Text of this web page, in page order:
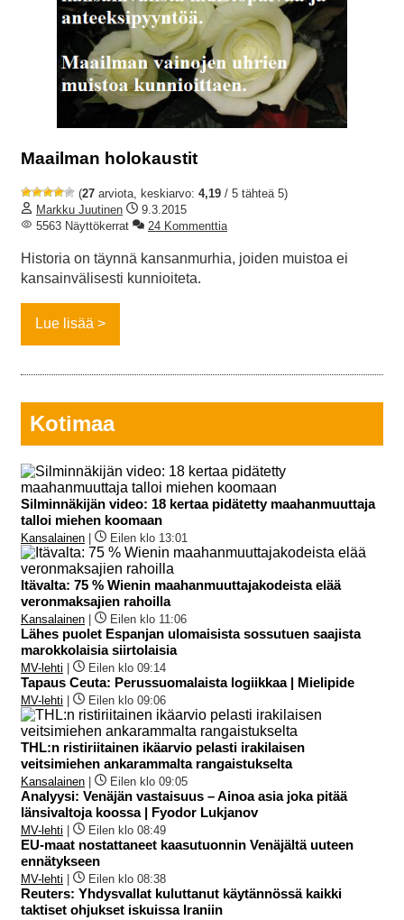
Maailman holokaustit
(27 arviota, keskiarvo: 4,19 / 5 tähteä 5)
Markku Juutinen
9.3.2015
5563 Näyttökerrat
24 Kommenttia
Historia on täynnä kansanmurhia, joiden muistoa ei
kansainvälisesti kunnioiteta.
Lue lisää
Kotimaa
Silminnäkijän video: 18 kertaa pidätetty maahanmuuttaja
talloi miehen koomaan
Kansalainen Eilen klo 13:01
Itävalta: 75 % Wienin maahanmuuttajakodeista elää
veronmaksajien rahoilla
Kansalainen Eilen klo 11:06
Lähes puolet Espanjan ulomaisista sossutuen saajista
marokkolaisia siirtolaisia
MV-lehti Eilen klo 09:14
Tapaus Ceuta: Perussuomalaista logiikkaa | Mielipide
MV-lehti Eilen klo 09:06
THL:n ristiriitainen ikäarvio pelasti irakilaisen
veitsimiehen ankarammalta rangaistukselta
Kansalainen Eilen klo 09:05
Analyysi: Venäjän vastaisuus – Ainoa asia joka pitää
länsivaltoja koossa | Fyodor Lukjanov
MV-lehti Eilen klo 08:49
EU-maat nostattaneet kaasutuonnin Venäjältä uuteen
ennätykseen
MV-lehti Eilen klo 08:38
Reuters: Yhdysvallat kuluttanut käytännössä kaikki
taktiset ohjukset iskuissa Iraniin